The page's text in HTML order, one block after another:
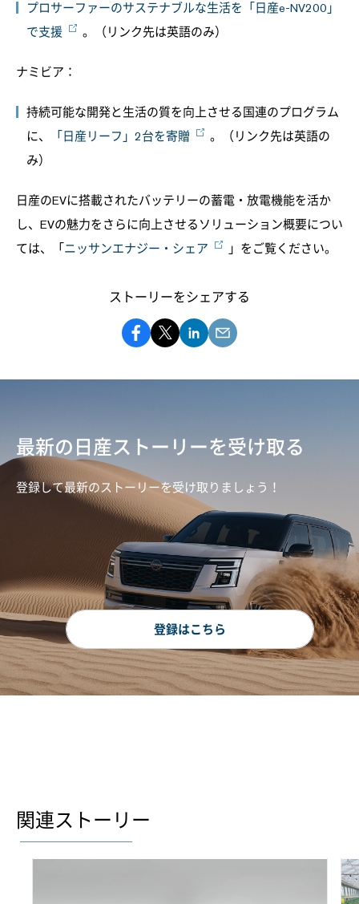
プロサーファーのサステナブルな生活を「日産e-NV200」
で支援
。（リンク先は英語のみ）
ナミビア：
持続可能な開発と生活の質を向上させる国連のプログラム
に、
「日産リーフ」2台を寄贈
。（リンク先は英語の
み）
日産のEVに搭載されたバッテリーの蓄電・放電機能を活か
し、EVの魅力をさらに向上させるソリューション概要につい
ては、「ニッサンエナジー・シェア 」をご覧ください。
ストーリーをシェアする
最新の日産ストーリーを受け取る
登録して最新のストーリーを受け取りましょう！
登録はこちら
関連ストーリー